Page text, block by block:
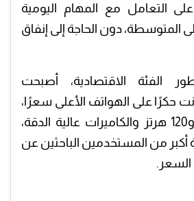
التعامل مع المهام اليومية
المتوسطة، دون الحاجة إلى إنفاق
الفئة الاقتصادية، أصبحت
حكرًا على الهواتف الأعلى سعرًا،
مثل شاشات 90 و120 هرتز والكاميرات عالية الدقة،
أكبر من المستخدمين الباحثين عن